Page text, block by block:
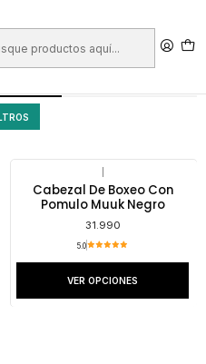
Cabezal De Boxeo Con
Pomulo Muuk Negro
31.990
5.0
VER OPCIONES